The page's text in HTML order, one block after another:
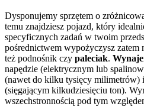
Dysponujemy sprzętem o
temu znajdziesz pojazd, który
specyficznych zadań w twoim
pośrednictwem wypożyczysz zatem
też podnośnik czy paleciak.
napędzie (elektrycznym lub
(nawet do kilku tysięcy milimetrów)
(sięgającym kilkudziesięciu ton).
wszechstronnością pod tym